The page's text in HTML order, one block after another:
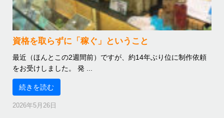
資格を取らずに「稼ぐ」ということ
最近（ほんとこの2週間前）ですが、約14年ぶり位に制作依頼
をお受けしました。 発 ...
続きを読む
2026年5月26日